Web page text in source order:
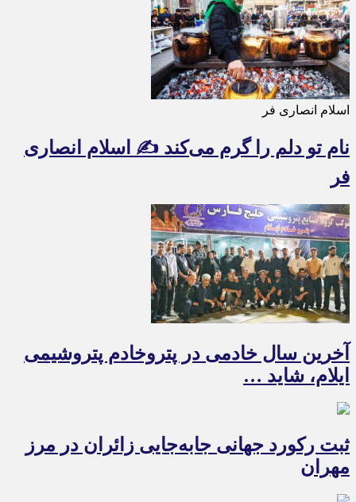
اسلام انصاری فر
نام تو دلم را گرم می‌کند ✍️ اسلام انصاری
فر
آخرین سال خادمی در پتروخادم پتروشیمی
ایلام، شاید …
ثبت رکورد جهانی جابه‌جایی زائران در مرز
مهران